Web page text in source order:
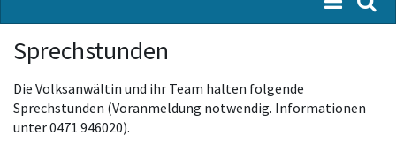
Sprechstunden
Die Volksanwältin und ihr Team halten folgende
Sprechstunden (Voranmeldung notwendig. Informationen
unter 0471 946020).